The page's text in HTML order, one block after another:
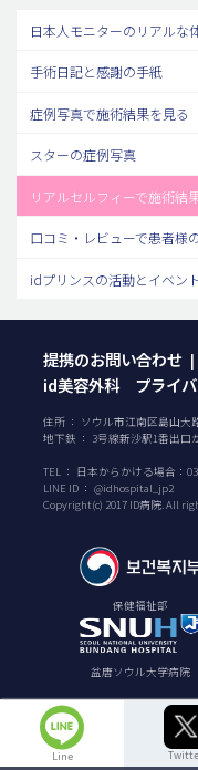
日本人モニターのリアルな
手術日記と感謝の手紙
症例写真で施術結果を見る
スターの症例写真
リアルセルフィーで施術結
口コミ・レビューで患者様
idプリンスの活動とイベント
Line
提携のお問い合わせ |
id美容外科 プライバ
住所 ： ソウル市江南区島山大
地下鉄 ： 3号線新沙駅1番出
TEL ： 日本からかける場合：
LINE ID ： @idhospital_jp2
Copyright(c) 2017 ID病院. All
保健福祉部
盆唐ソウル大学病院